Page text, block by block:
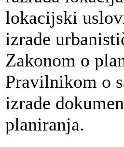
lokacijski
izrade
Zakonom o
Pravilnikom o
izrade
planiranja.